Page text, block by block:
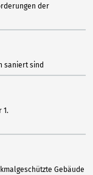
der
saniert sind
1.
Gebäude